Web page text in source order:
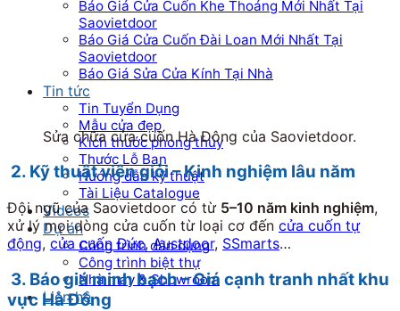
Báo Giá Cửa Cuốn Khe Thoáng Mới Nhất Tại
Saovietdoor
Báo Giá Cửa Cuốn Đài Loan Mới Nhất Tại
Saovietdoor
Báo Giá Sửa Cửa Kính Tại Nhà
Tin tức
Tin Tuyển Dụng
Mẫu cửa đẹp
Kích thước phong thủy
Thước Lỗ Ban
Hướng dẫn kỹ thuật
Tài Liệu Catalogue
Videos
Dự án
Công trình dân dụng
Công trình biệt thự
Nhà máy & Showroom
Liên hệ
Sửa chữa cửa cuốn Hà Đông của Saovietdoor.
2. Kỹ thuật viên giỏi – Kinh nghiệm lâu năm
Đội ngũ của Saovietdoor có từ 5–10 năm kinh nghiệm,
xử lý mọi dòng cửa cuốn từ loại cơ đến cửa cuốn tự
động, cửa cuốn Đức,Austdoor, SSmarts…
3. Báo giá minh bạch – Giá cạnh tranh nhất khu
vực Hà Đông